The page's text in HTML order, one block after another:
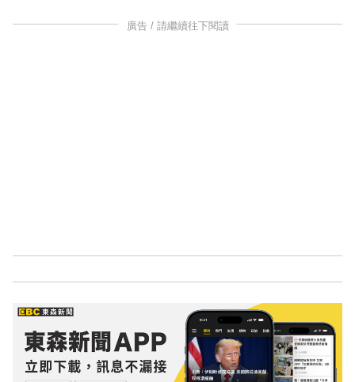
廣告 / 請繼續往下閱讀